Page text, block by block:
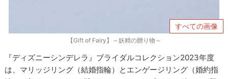
すべての画像
【Gift of Fairy】～妖精の贈り物～
『ディズニーシンデレラ』ブライダルコレクション2023年度
は、マリッジリング（結婚指輪）とエンゲージリング（婚約指